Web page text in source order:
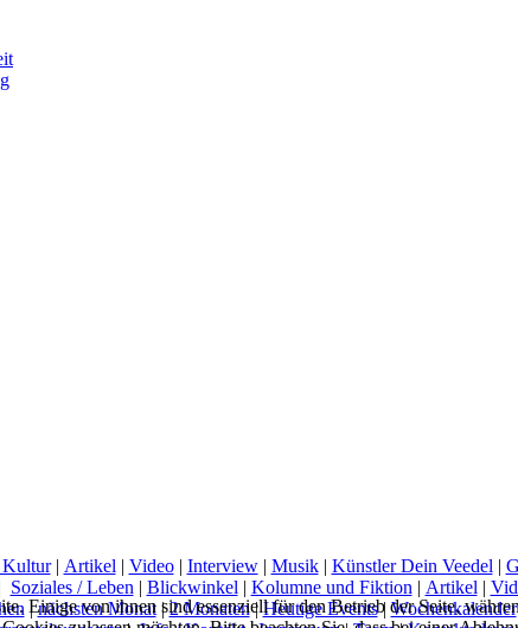
| Artikel | Video| Interview| Musik| Künstler Dein Veedel |
Soziales / Leben | Blickwinkel | Kolumne und Fiktion | Artikel |
|nächsten Monat|2 Monaten|Heutige Events|Wochenkalender
Einige von ihnen sind essenziell für den Betrieb der Seite,